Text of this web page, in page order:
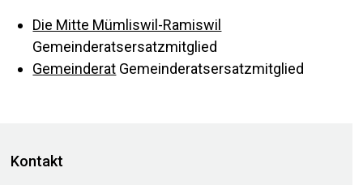
Die Mitte Mümliswil-Ramiswil
Gemeinderatsersatzmitglied
Gemeinderat Gemeinderatsersatzmitglied
Footer
Kontakt